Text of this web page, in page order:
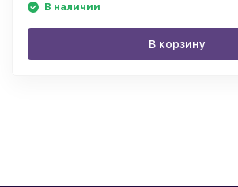
В наличии
В корзину